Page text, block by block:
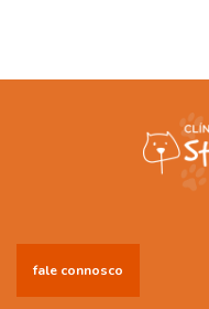
fale connosco